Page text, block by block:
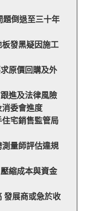
倒退至三十年
發黑疑因施工
原價回購及外
進及法律風險
委會進度
宅銷售監管局
量師評估違規
縮成本與資金
發展商或急於收